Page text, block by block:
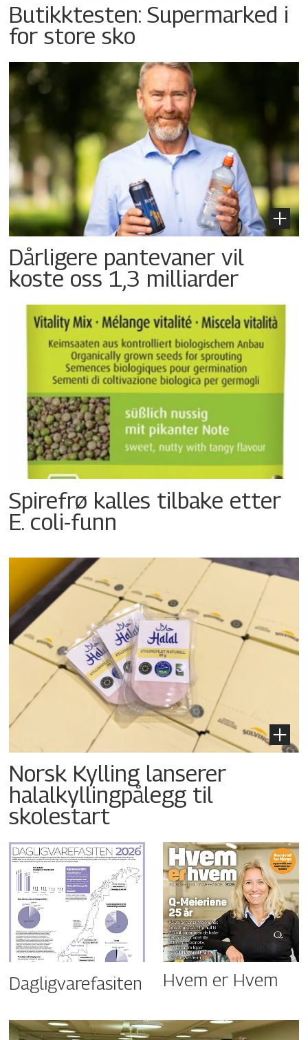
Butikktesten: Supermarked i
for store sko
Dårligere pantevaner vil
koste oss 1,3 milliarder
Spirefrø kalles tilbake etter
E. coli-funn
Norsk Kylling lanserer
halalkyllingpålegg til
skolestart
Dagligvarefasiten Hvem er Hvem